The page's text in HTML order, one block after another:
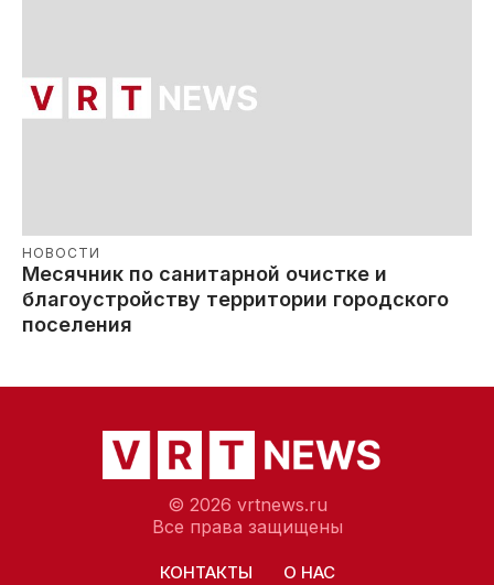
НОВОСТИ
Месячник по санитарной очистке и
благоустройству территории городского
поселения
© 2026 vrtnews.ru
Все права защищены
КОНТАКТЫ О НАС